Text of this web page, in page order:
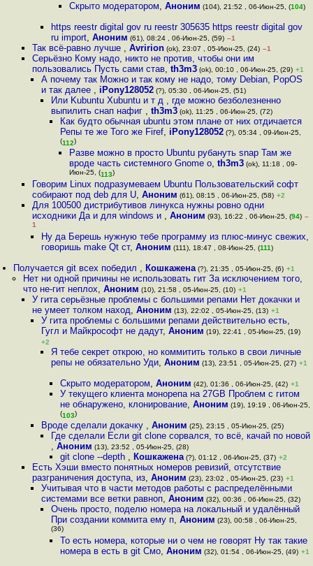
Скрыто модератором,Аноним (104), 21:52 , 06-Июн-25, (104)
https reestr digital gov ru reestr 305635 https reestr digital gov
ru import, Аноним (61), 08:24 , 06-Июн-25, (59) –1
Так всё-равно лучше , Avririon(ok), 23:07 , 05-Июн-25, (24) –1
Серьёзно Кому надо, никто не против, чтобы они им
пользовались Пусть сами став, th3m3(ok), 00:10 , 06-Июн-25, (29) +1
А почему так Можно и так кому не надо, тому Debian, PopOS
и так далее , iPony128052 (?), 05:30 , 06-Июн-25, (51)
Или Kubuntu Xubuntu и т д , где можно безболезненно
выпилить снап нафиг , th3m3(ok), 11:25 , 06-Июн-25, (72)
Как будто обычная ubuntu этом плане от них отдичается
Репы те же Того же Firef, iPony128052(?), 05:34 , 09-Июн-25,
(112)
Разве можно в просто Ubuntu рубануть snap Там же
вроде часть системного Gnome о,th3m3 (ok), 11:18 , 09-
Июн-25, (113)
Говорим Linux подразумеваем Ubuntu Пользовательский софт
собирают под deb для U, Аноним (61), 08:15 , 06-Июн-25, (58) +2
Для 100500 дистрибутивов линукса нужны ровно одни
исходники Да и для windows и , Аноним (93), 16:22 , 06-Июн-25, (94) –
1
Ну да Берешь нужную тебе программу из плюс-минус свежих,
говоришь make Qt ст,Аноним (111), 18:47 , 08-Июн-25, (111)
Получается git всех победил , Кошкажена (?), 21:35 , 05-Июн-25, (6) +1
Нет ни одной причины не использовать гит За исключением того,
что не-гит неплох, Аноним (10), 21:58 , 05-Июн-25, (10) +1
У гита серьёзные проблемы с большими репами Нет докачки и
не умеет толком наход, Аноним (13), 22:02 , 05-Июн-25, (13) +1
У гита проблемы с большими репами действительно есть,
Гугл и Майкрософт не дадут,Аноним (19), 22:41 , 05-Июн-25, (19)
+2
Я тебе секрет открою, но коммитить только в свои личные
репы не обязательно Уди, Аноним (13), 23:51 , 05-Июн-25, (27) +1
Скрыто модератором, Аноним (42), 01:36 , 06-Июн-25, (42) +1
У текущего клиента монорепа на 27GB Проблем с гитом
не обнаружено, клонирование, Аноним (19), 19:19 , 06-Июн-25,
(103)
Вроде сделали докачку ,Аноним (25), 23:15 , 05-Июн-25, (25)
Где сделали Если git clone сорвался, то всё, качай по новой
, Аноним (13), 23:52 , 05-Июн-25, (28)
git clone --depth , Кошкажена(?), 01:12 , 06-Июн-25, (37) +2
Есть Хэши вместо понятных номеров ревизий, отсутствие
разграничения доступа, из, Аноним (23), 23:02 , 05-Июн-25, (23) +1
Учитывая что в части методов работы с распределёнными
системами все ветки равноп,Аноним (32), 00:36 , 06-Июн-25, (32)
Очень просто, поделю номера на локальный и удалённый
При создании коммита ему п, Аноним (23), 00:58 , 06-Июн-25,
(36)
То есть номера, которые ни о чем не говорят Ну так такие
номера в есть в git Смо, Аноним (32), 01:54 , 06-Июн-25, (49) +1